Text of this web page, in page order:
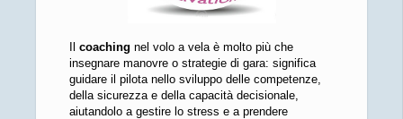
coaching nel volo a vela è molto più che
insegnare manovre o strategie di gara: significa
guidare il pilota nello sviluppo delle competenze,
della sicurezza e della capacità decisionale,
aiutandolo a gestire lo stress e a prendere